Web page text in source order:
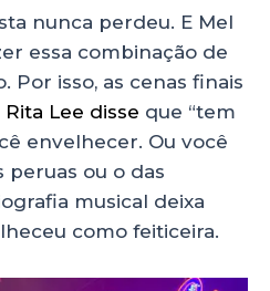
nunca perdeu. E Mel
essa combinação de
Por isso, as cenas finais
Rita Lee disse que “tem
envelhecer. Ou você
peruas ou o das
musical deixa
como feiticeira.